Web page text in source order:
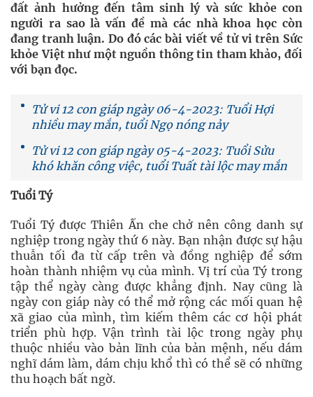
đất ảnh hưởng đến tâm sinh lý và sức khỏe con
người ra sao là vấn đề mà các nhà khoa học còn
đang tranh luận. Do đó các bài viết về tử vi trên Sức
khỏe Việt như một nguồn thông tin tham khảo, đối
với bạn đọc.
Tử vi 12 con giáp ngày 06-4-2023: Tuổi Hợi
nhiều may mắn, tuổi Ngọ nóng nảy
Tử vi 12 con giáp ngày 05-4-2023: Tuổi Sửu
khó khăn công việc, tuổi Tuất tài lộc may mắn
Tuổi Tý
Tuổi Tý được Thiên Ấn che chở nên công danh sự
nghiệp trong ngày thứ 6 này. Bạn nhận được sự hậu
thuẫn tối đa từ cấp trên và đồng nghiệp để sớm
hoàn thành nhiệm vụ của mình. Vị trí của Tý trong
tập thể ngày càng được khẳng định. Nay cũng là
ngày con giáp này có thể mở rộng các mối quan hệ
xã giao của mình, tìm kiếm thêm các cơ hội phát
triển phù hợp. Vận trình tài lộc trong ngày phụ
thuộc nhiều vào bản lĩnh của bản mệnh, nếu dám
nghĩ dám làm, dám chịu khổ thì có thể sẽ có những
thu hoạch bất ngờ.